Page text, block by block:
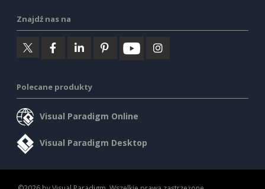
Znajdź nas na
Polecane produkty
Visual Paradigm Online
Visual Paradigm Desktop